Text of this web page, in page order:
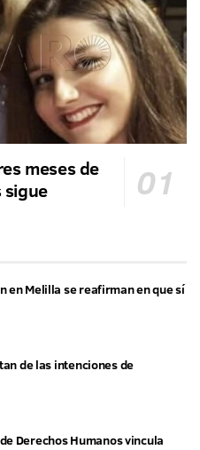
meses de
sigue
en Melilla se reafirman en que sí
de las intenciones de
Derechos Humanos vincula